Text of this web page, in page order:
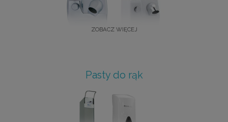
ZOBACZ WIĘCEJ
Pasty do rąk